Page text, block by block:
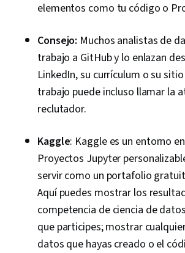
elementos como tu código o
Consejo: Muchos analistas de
trabajo a GitHub y lo enlazan
LinkedIn, su currículum o su
trabajo puede incluso llamar la
reclutador.
Kaggle: Kaggle es un entorno
Proyectos Jupyter
servir como un portafolio
Aquí puedes mostrar los
competencia de ciencia de
que participes; mostrar
datos que hayas creado o el